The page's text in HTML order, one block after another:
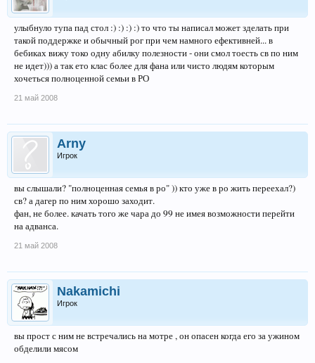
улыбнуло тупа пад стол :) :) :) :) то что ты написал может зделать при
такой поддержке и обычный рог при чем намного ефективней... в
бебиках вижу токо одну абилку полезности - они смол тоесть св по ним
не идет))) а так ето клас более для фана или чисто людям которым
хочеться полноценной семьи в РО
21 май 2008
Arny
Игрок
вы слышали? "полноценная семья в ро" )) кто уже в ро жить переехал?)
св? а дагер по ним хорошо заходит.
фан, не более. качать того же чара до 99 не имея возможности перейти
на адванса.
21 май 2008
Nakamichi
Игрок
вы прост с ним не встречались на мотре , он опасен когда его за ужином
обделили мясом